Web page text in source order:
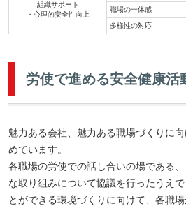
組織サポート
・心理的安全性向上
職場の一体感
多様性の対応
労使で進める安全健康活
魅力ある会社、魅力ある職場づくりに
めています。
各職場の労使での話し合いの場である
な取り組みについて協議を行ったうえ
とができる環境づくりに向けて、各職